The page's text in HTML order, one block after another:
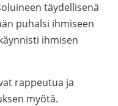
täydellisenä
puhalsi ihmiseen
ihmisen
rappeutua ja
myötä.